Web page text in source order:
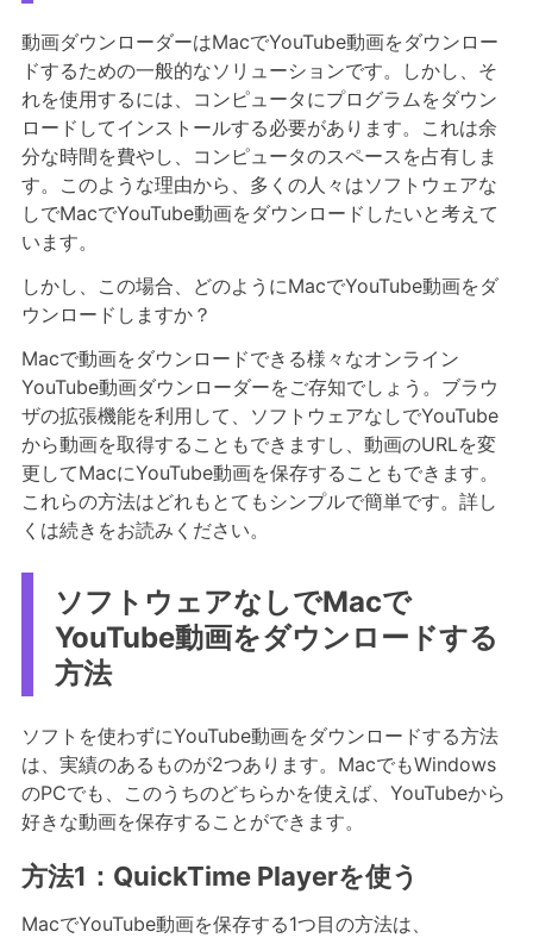
動画ダウンローダーはMacでYouTube動画をダウンロー
ドするための一般的なソリューションです。しかし、そ
れを使用するには、コンピュータにプログラムをダウン
ロードしてインストールする必要があります。これは余
分な時間を費やし、コンピュータのスペースを占有しま
す。このような理由から、多くの人々はソフトウェアな
しでMacでYouTube動画をダウンロードしたいと考えて
います。
しかし、この場合、どのようにMacでYouTube動画をダ
ウンロードしますか？
Macで動画をダウンロードできる様々なオンライン
YouTube動画ダウンローダーをご存知でしょう。ブラウ
ザの拡張機能を利用して、ソフトウェアなしでYouTube
から動画を取得することもできますし、動画のURLを変
更してMacにYouTube動画を保存することもできます。
これらの方法はどれもとてもシンプルで簡単です。詳し
くは続きをお読みください。
ソフトウェアなしでMacで
YouTube動画をダウンロードする
方法
ソフトを使わずにYouTube動画をダウンロードする方法
は、実績のあるものが2つあります。MacでもWindows
のPCでも、このうちのどちらかを使えば、YouTubeから
好きな動画を保存することができます。
方法1：QuickTime Playerを使う
MacでYouTube動画を保存する1つ目の方法は、